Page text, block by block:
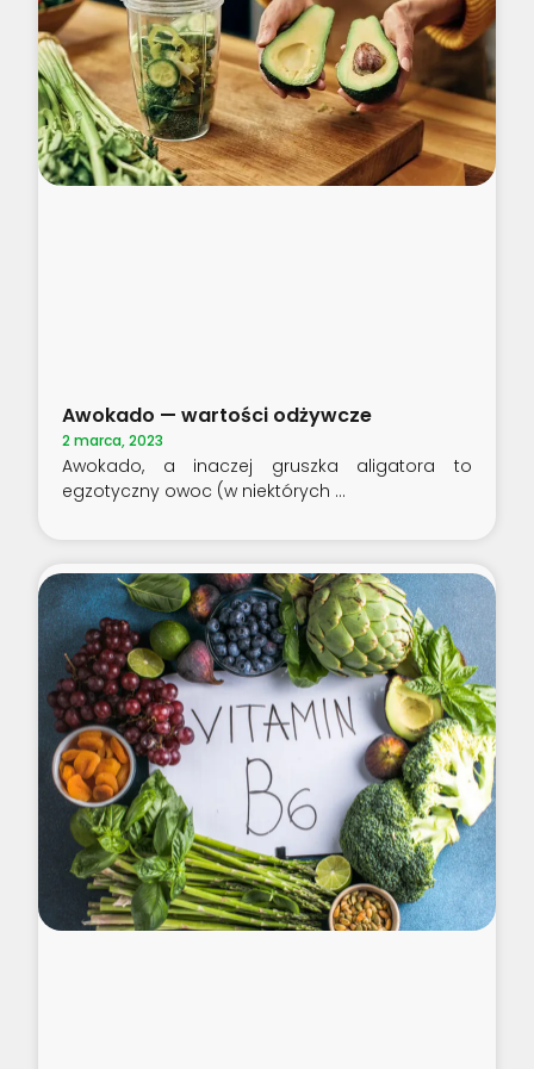
Awokado — wartości odżywcze
2 marca, 2023
Awokado, a inaczej gruszka aligatora to
egzotyczny owoc (w niektórych